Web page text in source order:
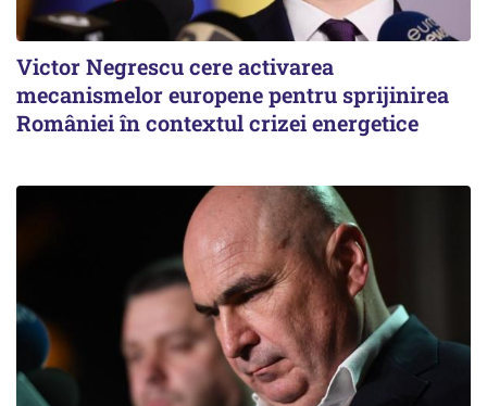
Victor Negrescu cere activarea
mecanismelor europene pentru sprijinirea
României în contextul crizei energetice